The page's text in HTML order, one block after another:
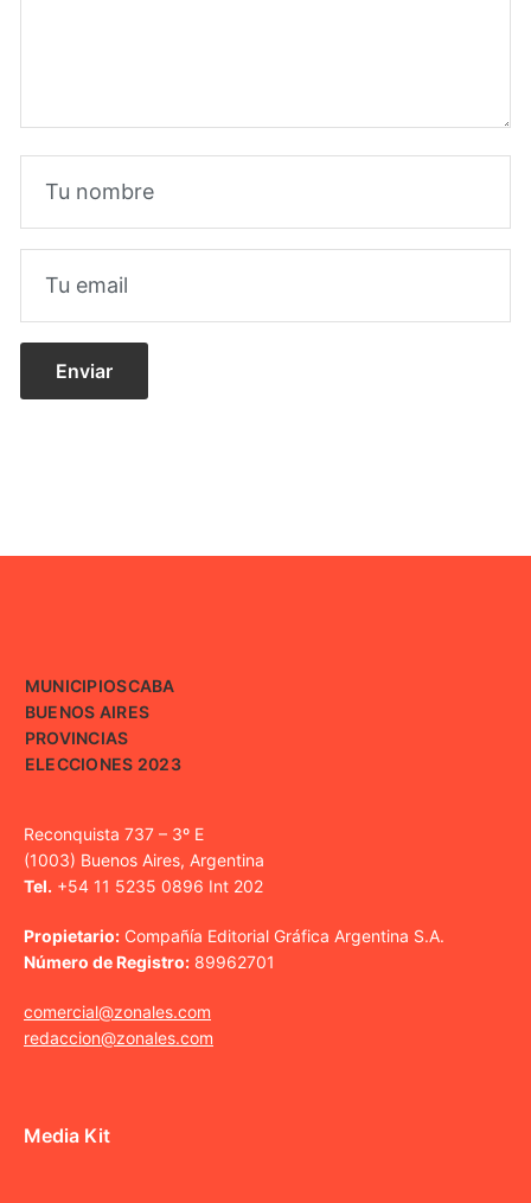
MUNICIPIOSCABA
BUENOS AIRES
PROVINCIAS
ELECCIONES 2023
Reconquista 737 – 3º E
(1003) Buenos Aires, Argentina
Tel. +54 11 5235 0896 Int 202
Propietario: Compañía Editorial Gráfica Argentina S.A.
Número de Registro: 89962701
comercial@zonales.com
redaccion@zonales.com
Media Kit